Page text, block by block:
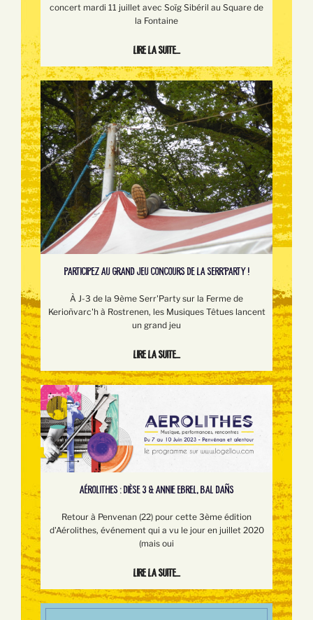
concert mardi 11 juillet avec Soïg Sibéril au Square de
la Fontaine
Lire la suite...
PARTICIPEZ AU GRAND JEU CONCOURS DE LA SERR'PARTY !
À J-3 de la 9ème Serr'Party sur la Ferme de
Kerioñvarc'h à Rostrenen, les Musiques Têtues lancent
un grand jeu
Lire la suite...
AÉROLITHES : DIÈSE 3 & ANNIE EBREL, BAL DAÑS
Retour à Penvenan (22) pour cette 3ème édition
d'Aérolithes, événement qui a vu le jour en juillet 2020
(mais oui
Lire la suite...